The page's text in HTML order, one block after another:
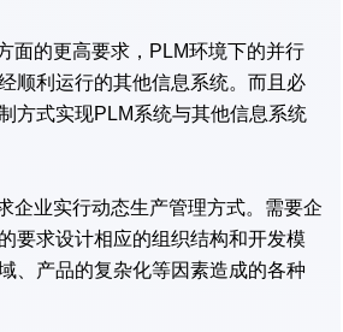
面的更高要求，PLM环境下的并行
顺利运行的其他信息系统。而且必
方式实现PLM系统与其他信息系统
企业实行动态生产管理方式。需要企
要求设计相应的组织结构和开发模
、产品的复杂化等因素造成的各种